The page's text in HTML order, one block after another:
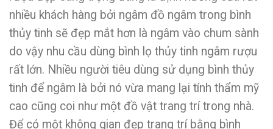
nhiều khách hàng bởi ngâm đồ ngâm trong bình
thủy tinh sẽ đẹp mắt hơn là ngâm vào chum sành
do vậy nhu cầu dùng bình lọ thủy tinh ngâm rượu
rất lớn. Nhiều người tiêu dùng sử dụng bình thủy
tinh để ngâm là bởi nó vừa mang lại tính thẩm mỹ
cao cũng coi như một đồ vật trang trí trong nhà.
Để có một không gian đẹp trang trí bằng bình